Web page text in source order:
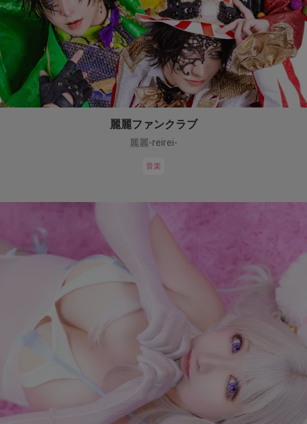
麗麗ファンクラブ
麗麗-reirei-
音楽